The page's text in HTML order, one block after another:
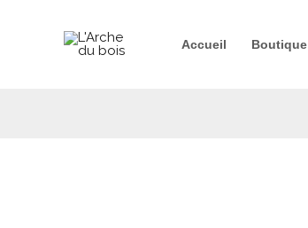
Accueil Boutique